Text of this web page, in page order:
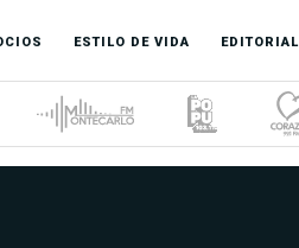
ESTILO DE VIDA EDITORIAL